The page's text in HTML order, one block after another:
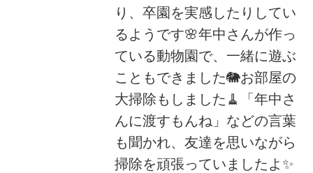
り、卒園を実感したりしてい
るようです🌸年中さんが作っ
ている動物園で、一緒に遊ぶ
こともできました🐘お部屋の
大掃除もしました🧹「年中さ
んに渡すもんね」などの言葉
も聞かれ、友達を思いながら
掃除を頑張っていましたよ✨